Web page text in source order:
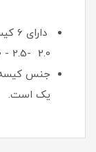
2.0 -2.5 - 3.0 کیلوگرم می باشد
جنس کیسه
یک است.